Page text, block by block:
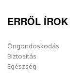
ERRŐL ÍROK
Öngondoskodás
Biztosítás
Egészség